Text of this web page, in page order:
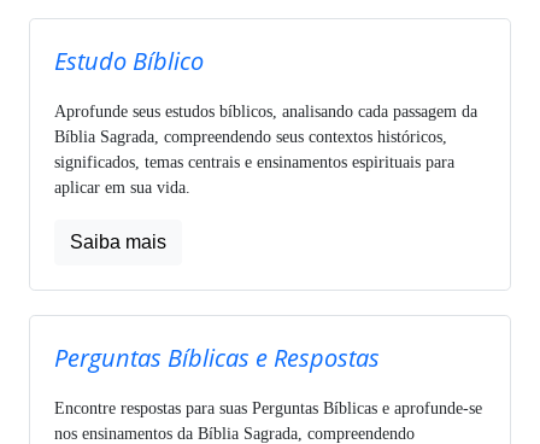
Estudo Bíblico
Aprofunde seus estudos bíblicos, analisando cada passagem da
Bíblia Sagrada, compreendendo seus contextos históricos,
significados, temas centrais e ensinamentos espirituais para
aplicar em sua vida.
Saiba mais
Perguntas Bíblicas e Respostas
Encontre respostas para suas Perguntas Bíblicas e aprofunde-se
nos ensinamentos da Bíblia Sagrada, compreendendo